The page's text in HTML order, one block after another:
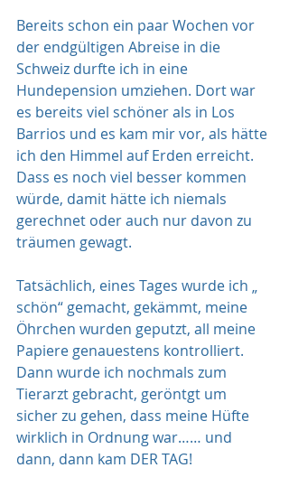
Bereits schon ein paar Wochen vor
der endgültigen Abreise in die
Schweiz durfte ich in eine
Hundepension umziehen. Dort war
es bereits viel schöner als in Los
Barrios und es kam mir vor, als hätte
ich den Himmel auf Erden erreicht.
Dass es noch viel besser kommen
würde, damit hätte ich niemals
gerechnet oder auch nur davon zu
träumen gewagt.
Tatsächlich, eines Tages wurde ich „
schön“ gemacht, gekämmt, meine
Öhrchen wurden geputzt, all meine
Papiere genauestens kontrolliert.
Dann wurde ich nochmals zum
Tierarzt gebracht, geröntgt um
sicher zu gehen, dass meine Hüfte
wirklich in Ordnung war…… und
dann, dann kam DER TAG!